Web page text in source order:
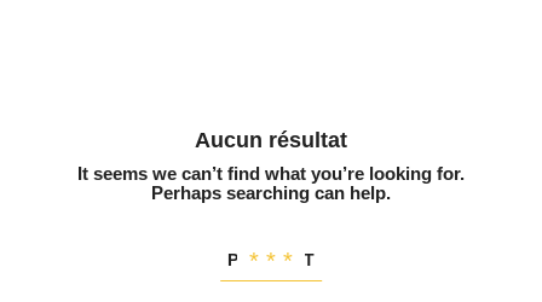
Aucun résultat
It seems we can’t find what you’re looking for.
Perhaps searching can help.
PORTRAIT